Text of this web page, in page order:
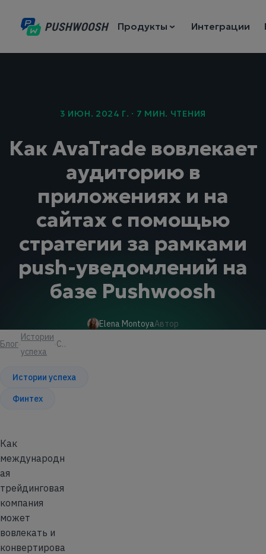
Продукты Интеграции
3 ИЮН. 2024 Г. · 7 МИН. ЧТЕНИЯ
Как AvaTrade вовлекает
аудиторию в
приложениях и на
сайтах с помощью
стратегии за рамками
push-уведомлений на
базе Pushwoosh
Elena MontoyaАвтор
Блог
Истории
успеха
Статья
Истории успеха
Финтех
Как
международн
ая
трейдинговая
компания
может
вовлекать и
конвертирова